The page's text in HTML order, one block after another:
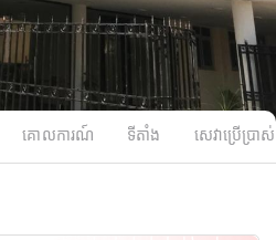
គោលការណ៍ ទីតាំង សេវាប្រើប្រាស់